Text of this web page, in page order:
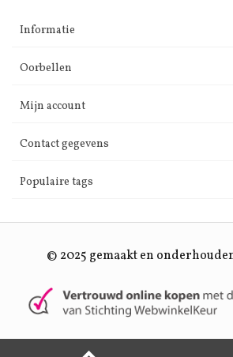
Informatie
Oorbellen
Mijn account
Contact gegevens
Populaire tags
© 2025 gemaakt en